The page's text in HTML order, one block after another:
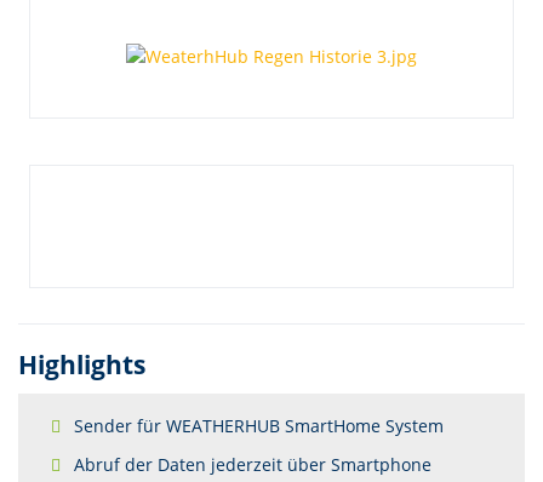
Highlights
Sender für WEATHERHUB SmartHome System
Abruf der Daten jederzeit über Smartphone